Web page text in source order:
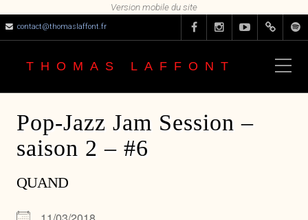
contact@thomaslaffont.fr
THOMAS LAFFONT
Pop-Jazz Jam Session –
saison 2 – #6
QUAND